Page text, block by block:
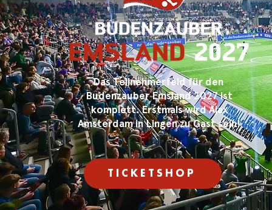
Das Teilnehmerfeld für den
Budenzauber Emsland 2027 ist
komplett. Erstmals wird Ajax
Amsterdam in Lingen zu Gast sein!
TICKETSHOP